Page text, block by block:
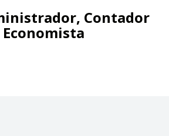
Contador
Economista